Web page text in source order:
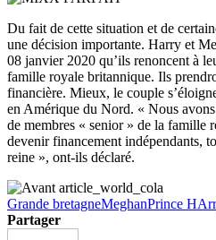
Du fait de cette situation et de
une décision importante. Harry et
08 janvier 2020 qu’ils renoncent à
famille royale britannique. Ils
financière. Mieux, le couple
en Amérique du Nord. « Nous
de membres « senior » de la famille
devenir financement indépendants,
reine », ont-ils déclaré.
Grande bretagneMeghanPrince
Partager